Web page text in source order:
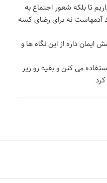
تا بلکه شعور اجتماع به
آدمهاست نه برای رضای کسه
ایمان داره از این نگاه ها و
می کنن و بقیه رو زیر